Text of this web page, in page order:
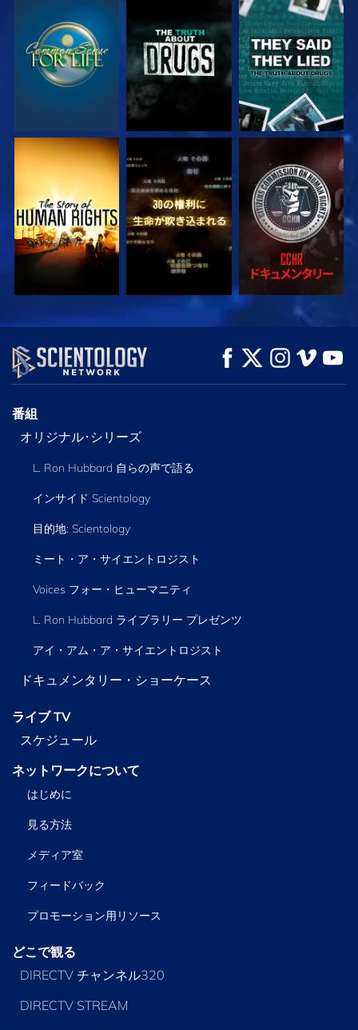
観る 観る 観る
観る 観る 観る
観る シリーズを探求
番組
オリジナル･シリーズ
L. Ron Hubbard 自らの声で語る
インサイド Scientology
目的地: Scientology
ミート・ア・サイエントロジスト
Voices フォー・ヒューマニティ
L. Ron Hubbard ライブラリー プレゼンツ
アイ・アム・ア・サイエントロジスト
ドキュメンタリー・ショーケース
ライブ TV
スケジュール
ネットワークについて
はじめに
見る方法
メディア室
フィードバック
プロモーション用リソース
どこで観る
DIRECTV チャンネル320
DIRECTV STREAM